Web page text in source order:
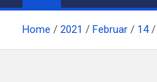
Home 2021 Februar 14